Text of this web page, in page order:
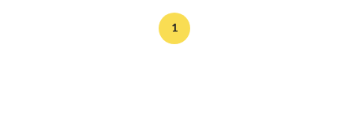
อ้างอิงกัน เรียกกันอย่างติดปากว่า Konami Code
หรือคนไทยเรียกกันว่า สูตรคอน...
1